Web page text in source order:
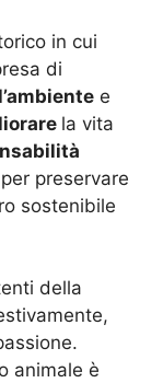
in cui
di
e
la vita
preservare
sostenibile
della
animale è